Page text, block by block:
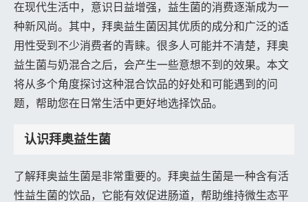
在现代生活中，意识日益增强，益生菌的消费逐渐成为一
种新风尚。其中，拜奥益生菌因其优质的成分和广泛的适
用性受到不少消费者的青睐。很多人可能并不清楚，拜奥
益生菌与奶混合之后，会产生一些意想不到的效果。本文
将从多个角度探讨这种混合饮品的好处和可能遇到的问
题，帮助您在日常生活中更好地选择饮品。
认识拜奥益生菌
了解拜奥益生菌是非常重要的。拜奥益生菌是一种含有活
性益生菌的饮品，它能有效促进肠道，帮助维持微生态平